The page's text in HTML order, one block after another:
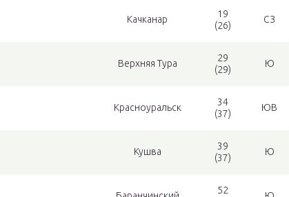
Качканар
19
(26)
СЗ
Верхняя Тура
29
(29)
Ю
Красноуральск
34
(37)
ЮВ
Кушва
39
(37)
Ю
52